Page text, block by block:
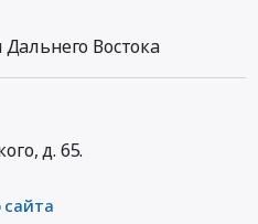
Востока
д. 65.